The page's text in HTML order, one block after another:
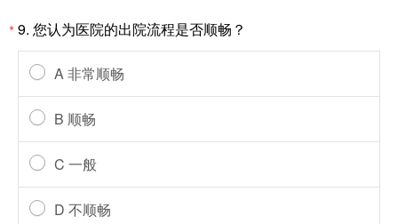
*9. 您认为医院的出院流程是否顺畅？
A 非常顺畅
B 顺畅
C 一般
D 不顺畅